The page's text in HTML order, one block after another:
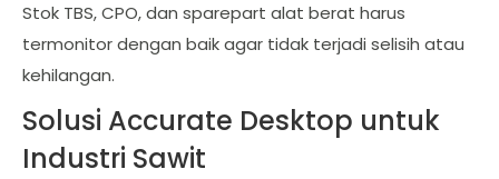
Stok TBS, CPO, dan sparepart alat berat harus
termonitor dengan baik agar tidak terjadi selisih atau
kehilangan.
Solusi Accurate Desktop untuk
Industri Sawit